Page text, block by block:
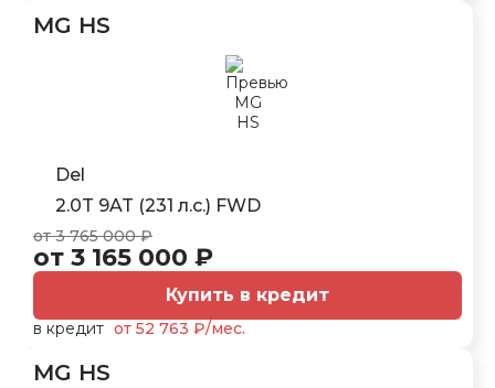
MG HS
Del
2.0T 9AT (231 л.с.) FWD
от 3 765 000 ₽
от 3 165 000 ₽
Купить в кредит
в кредит от 52 763 ₽/мес.
MG HS